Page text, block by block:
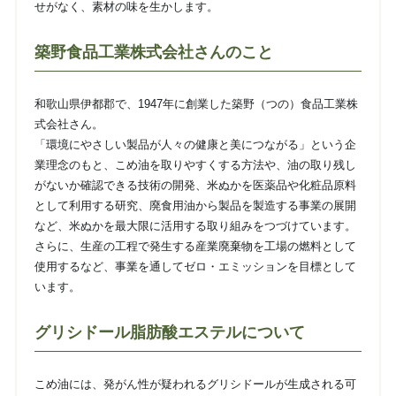
せがなく、素材の味を生かします。
築野食品工業株式会社さんのこと
和歌山県伊都郡で、1947年に創業した築野（つの）食品工業株
式会社さん。
「環境にやさしい製品が⼈々の健康と美につながる」という企
業理念のもと、こめ油を取りやすくする方法や、油の取り残し
がないか確認できる技術の開発、米ぬかを医薬品や化粧品原料
として利用する研究、廃食用油から製品を製造する事業の展開
など、米ぬかを最大限に活用する取り組みをつづけています。
さらに、生産の工程で発生する産業廃棄物を工場の燃料として
使用するなど、事業を通してゼロ・エミッションを目標として
います。
グリシドール脂肪酸エステルについて
こめ油には、発がん性が疑われるグリシドールが生成される可